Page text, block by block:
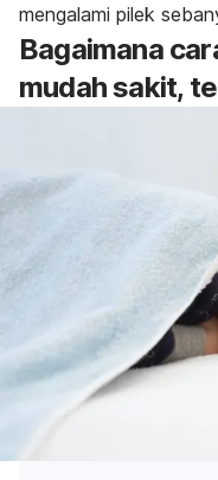
mengalami pilek
Bagaimana
mudah sakit,